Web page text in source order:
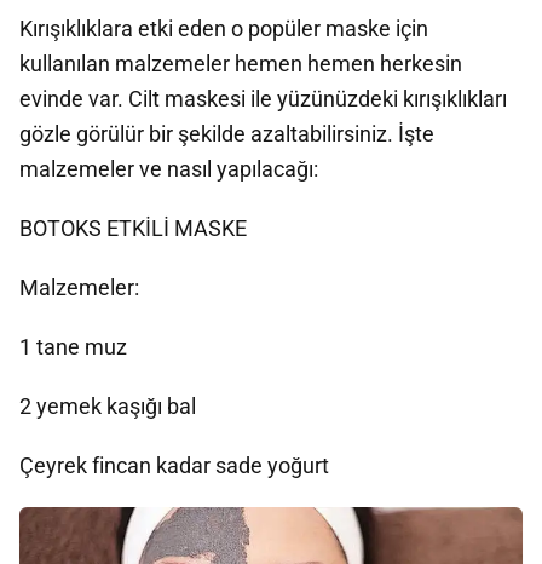
Kırışıklıklara etki eden o popüler maske için
kullanılan malzemeler hemen hemen herkesin
evinde var. Cilt maskesi ile yüzünüzdeki kırışıklıkları
gözle görülür bir şekilde azaltabilirsiniz. İşte
malzemeler ve nasıl yapılacağı:
BOTOKS ETKİLİ MASKE
Malzemeler:
1 tane muz
2 yemek kaşığı bal
Çeyrek fincan kadar sade yoğurt